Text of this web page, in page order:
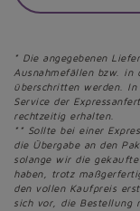
* Die angegebenen
Ausnahmefällen bzw. in
überschritten werden.
Service der
rechtzeitig erhalten.
** Sollte bei einer
die Übergabe an den
solange wir die
haben, trotz
den vollen Kaufpreis
sich vor, die Bestellung